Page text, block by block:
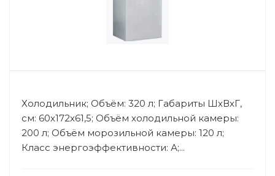
Холодильник; Объём: 320 л; Габариты ШхВхГ,
см: 60х172х61,5; Объём холодильной камеры:
200 л; Объём морозильной камеры: 120 л;
Класс энергоэффективности: А;...